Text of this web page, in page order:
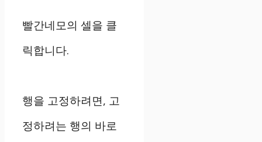
빨간네모의 셀을 클
릭합니다.
행을 고정하려면, 고
정하려는 행의 바로